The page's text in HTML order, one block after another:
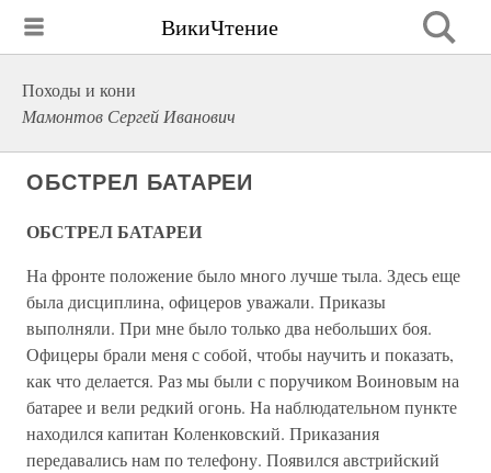
ВикиЧтение
Походы и кони
Мамонтов Сергей Иванович
ОБСТРЕЛ БАТАРЕИ
ОБСТРЕЛ БАТАРЕИ
На фронте положение было много лучше тыла. Здесь еще
была дисциплина, офицеров уважали. Приказы
выполняли. При мне было только два небольших боя.
Офицеры брали меня с собой, чтобы научить и показать,
как что делается. Раз мы были с поручиком Воиновым на
батарее и вели редкий огонь. На наблюдательном пункте
находился капитан Коленковский. Приказания
передавались нам по телефону. Появился австрийский